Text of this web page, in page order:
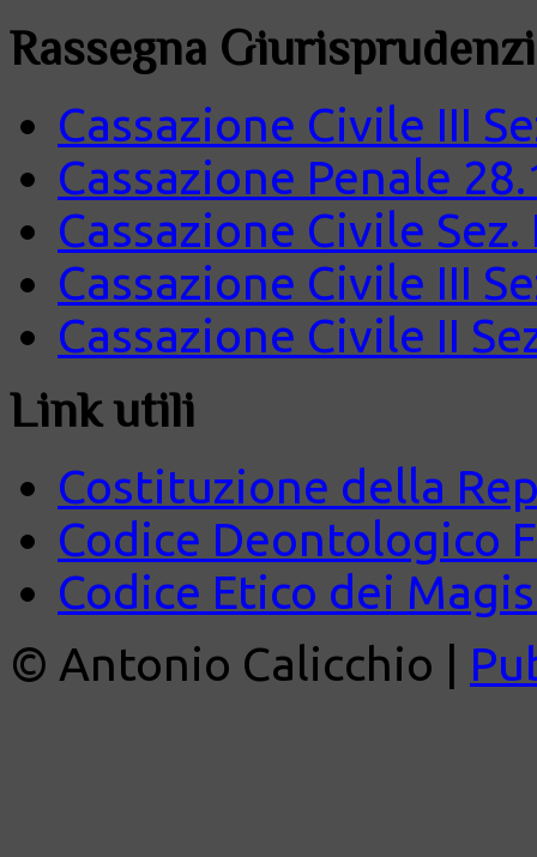
Rassegna
Cassazione Civile III
Cassazione Penale
Cassazione Civile
Cassazione Civile III
Cassazione Civile II
Link utili
Costituzione della
Codice Deontologico
Codice Etico dei
© Antonio Calicchio |